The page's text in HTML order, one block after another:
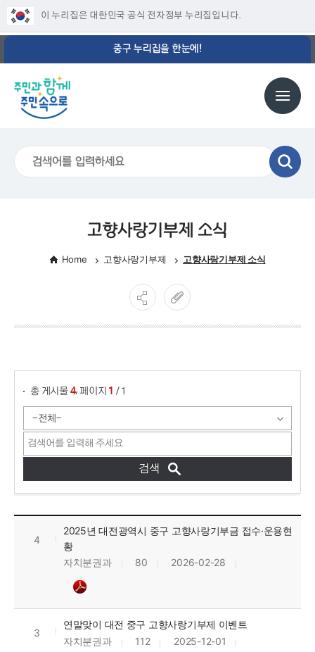
이 누리집은 대한민국 공식 전자정부 누리집입니다.
중구 누리집을 한눈에!
고향사랑기부제 소식
Home 고향사랑기부제 고향사랑기부제 소식
총 게시물 4, 페이지 1 / 1
고향사랑기부제 소식 목록으로 번호, 제목, 작성자, 조회수, 등록일, 첨부파일로 정보를 제공하고 있습니다.
4
2025년 대전광역시 중구 고향사랑기부금 접수·운용현
황
자치분권과
80 2026-02-28
3
연말맞이 대전 중구 고향사랑기부제 이벤트
자치분권과
112 2025-12-01